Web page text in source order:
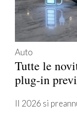
Auto
Tutte le
plug-in
Il 2026 si